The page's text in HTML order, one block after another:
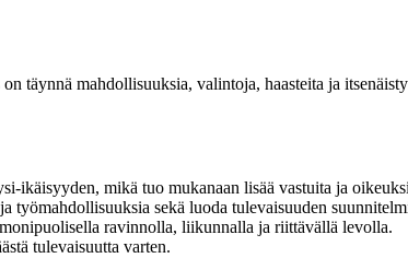
täynnä mahdollisuuksia, valintoja, haasteita ja
ikäisyyden, mikä tuo mukanaan lisää vastuita ja
työmahdollisuuksia sekä luoda tulevaisuuden
ravinnolla, liikunnalla ja riittävällä levolla.
tulevaisuutta varten.